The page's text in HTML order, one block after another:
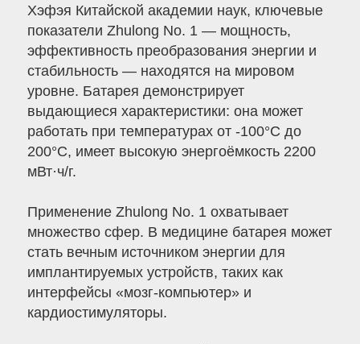
Хэфэя Китайской академии наук, ключевые
показатели Zhulong No. 1 — мощность,
эффективность преобразования энергии и
стабильность — находятся на мировом
уровне. Батарея демонстрирует
выдающиеся характеристики: она может
работать при температурах от -100°C до
200°C, имеет высокую энергоёмкость 2200
мВт·ч/г.
Применение Zhulong No. 1 охватывает
множество сфер. В медицине батарея может
стать вечным источником энергии для
имплантируемых устройств, таких как
интерфейсы «мозг-компьютер» и
кардиостимуляторы.